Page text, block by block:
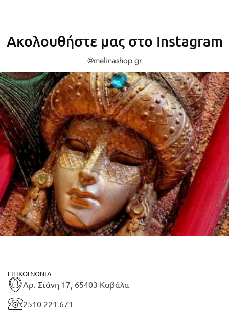
Ακολουθήστε μας στο Instagram
@melinashop.gr
ΕΠΙΚΟΙΝΩΝΊΑ
Αρ. Στάνη 17, 65403 Καβάλα
2510 221 671